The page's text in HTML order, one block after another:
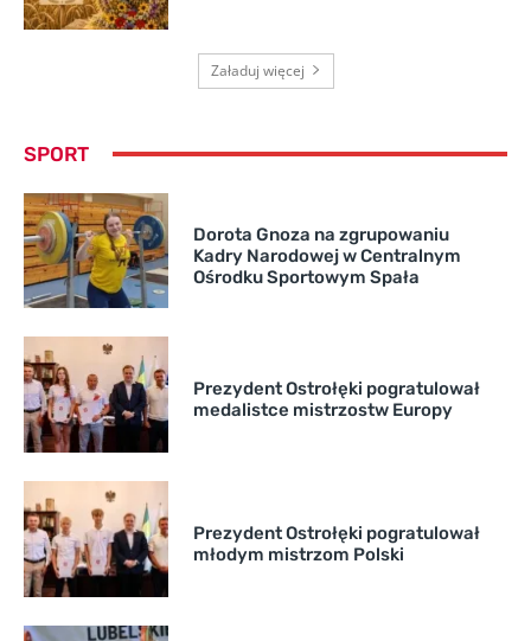
Załaduj więcej
SPORT
Dorota Gnoza na zgrupowaniu
Kadry Narodowej w Centralnym
Ośrodku Sportowym Spała
Prezydent Ostrołęki pogratulował
medalistce mistrzostw Europy
Prezydent Ostrołęki pogratulował
młodym mistrzom Polski